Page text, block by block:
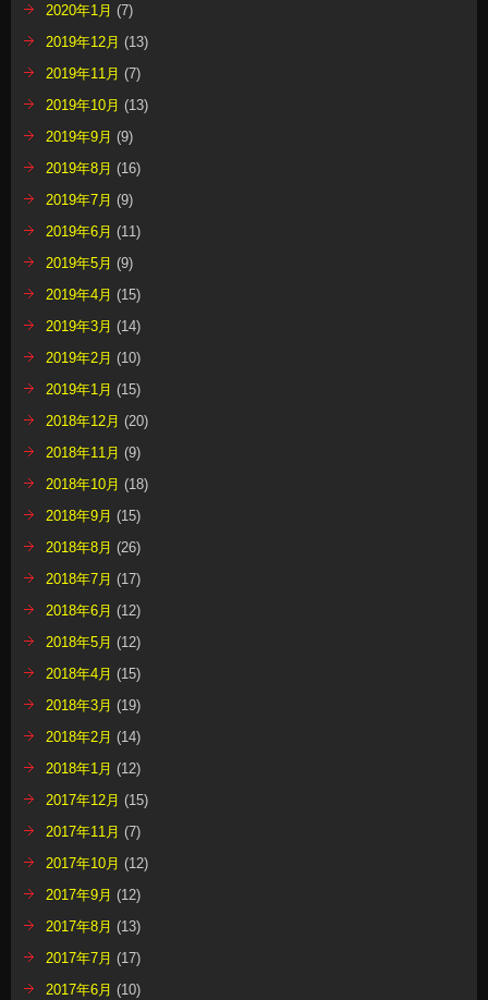
2020年1月 (7)
2019年12月 (13)
2019年11月 (7)
2019年10月 (13)
2019年9月 (9)
2019年8月 (16)
2019年7月 (9)
2019年6月 (11)
2019年5月 (9)
2019年4月 (15)
2019年3月 (14)
2019年2月 (10)
2019年1月 (15)
2018年12月 (20)
2018年11月 (9)
2018年10月 (18)
2018年9月 (15)
2018年8月 (26)
2018年7月 (17)
2018年6月 (12)
2018年5月 (12)
2018年4月 (15)
2018年3月 (19)
2018年2月 (14)
2018年1月 (12)
2017年12月 (15)
2017年11月 (7)
2017年10月 (12)
2017年9月 (12)
2017年8月 (13)
2017年7月 (17)
2017年6月 (10)